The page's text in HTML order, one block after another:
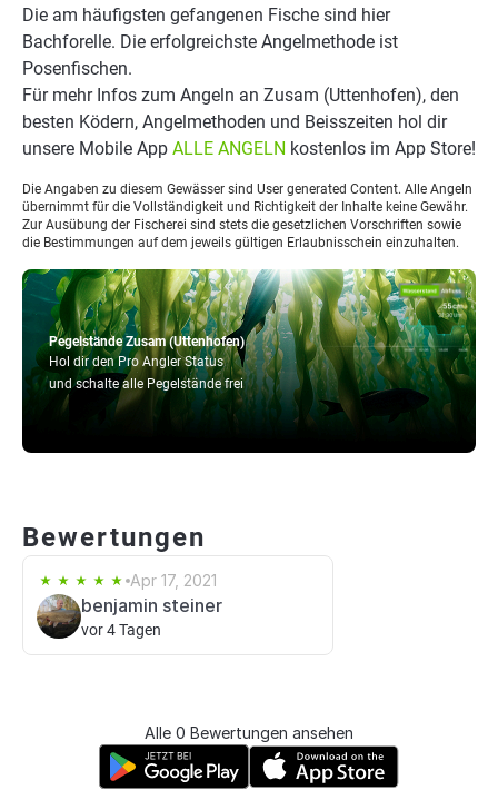
Pegelstände Zusam (Uttenhofen)
Hol dir den Pro Angler Status
und schalte alle Pegelstände frei
Die am häufigsten gefangenen Fische sind hier
Bachforelle. Die erfolgreichste Angelmethode ist
Posenfischen.
Für mehr Infos zum Angeln an Zusam (Uttenhofen), den
besten Ködern, Angelmethoden und Beisszeiten hol dir
unsere Mobile App ALLE ANGELN kostenlos im App Store!
Die Angaben zu diesem Gewässer sind User generated Content. Alle Angeln
übernimmt für die Vollständigkeit und Richtigkeit der Inhalte keine Gewähr.
Zur Ausübung der Fischerei sind stets die gesetzlichen Vorschriften sowie
die Bestimmungen auf dem jeweils gültigen Erlaubnisschein einzuhalten.
Bewertungen
Apr 17, 2021
benjamin steiner
vor 4 Tagen
Alle 0 Bewertungen ansehen